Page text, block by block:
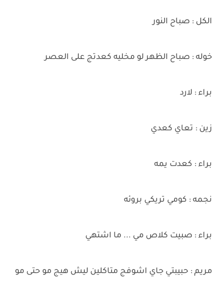
الكل : صباح النور
خوله : صباح الظهر لو مخليه كعدتج على العصر
براء : لارد
زين : تعاي كعدي
براء : كعدت يمه
نجمه : كومي تريكي بروئه
براء : صبيت كلاص مي ... ما اشتهي
مريم : حبيبتي جاي اشوفج متاكلين ليش هيج مو حتى مو